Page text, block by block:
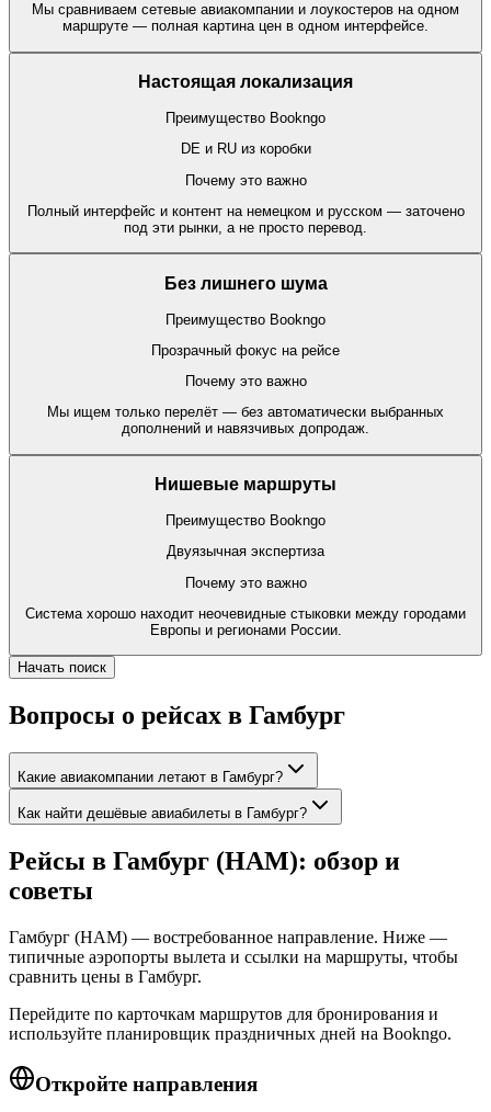
Мы сравниваем сетевые авиакомпании и лоукостеров на одном
маршруте — полная картина цен в одном интерфейсе.
Настоящая локализация
Преимущество Bookngo
DE и RU из коробки
Почему это важно
Полный интерфейс и контент на немецком и русском — заточено
под эти рынки, а не просто перевод.
Без лишнего шума
Преимущество Bookngo
Прозрачный фокус на рейсе
Почему это важно
Мы ищем только перелёт — без автоматически выбранных
дополнений и навязчивых допродаж.
Нишевые маршруты
Преимущество Bookngo
Двуязычная экспертиза
Почему это важно
Система хорошо находит неочевидные стыковки между городами
Европы и регионами России.
Начать поиск
Вопросы о рейсах в Гамбург
Какие авиакомпании летают в Гамбург?
Как найти дешёвые авиабилеты в Гамбург?
Рейсы в Гамбург (HAM): обзор и
советы
Гамбург (HAM) — востребованное направление. Ниже —
типичные аэропорты вылета и ссылки на маршруты, чтобы
сравнить цены в Гамбург.
Перейдите по карточкам маршрутов для бронирования и
используйте планировщик праздничных дней на Bookngo.
Откройте направления